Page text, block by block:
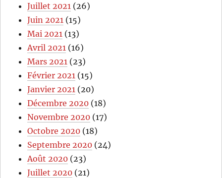
Juillet 2021 (26)
Juin 2021 (15)
Mai 2021 (13)
Avril 2021 (16)
Mars 2021 (23)
Février 2021 (15)
Janvier 2021 (20)
Décembre 2020 (18)
Novembre 2020 (17)
Octobre 2020 (18)
Septembre 2020 (24)
Août 2020 (23)
Juillet 2020 (21)